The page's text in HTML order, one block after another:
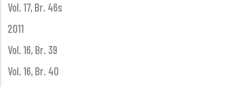
Vol. 17, Br. 46s
2011
Vol. 16, Br. 39
Vol. 16, Br. 40